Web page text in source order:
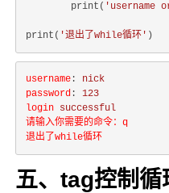
        print(
'username
print( '退出了while循环'
username : nick
password : 123
login successful
请输入你需要的命令：q
退出了while循环
五、tag控制循